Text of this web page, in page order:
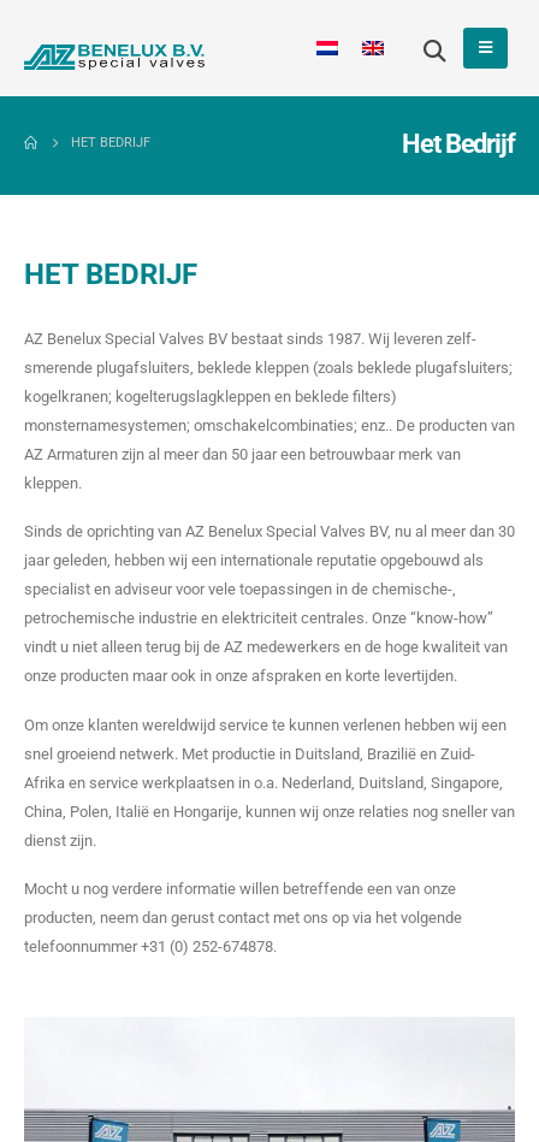
Het Bedrijf
HET BEDRIJF
HET BEDRIJF
AZ Benelux Special Valves BV bestaat sinds 1987. Wij leveren zelf-
smerende plugafsluiters, beklede kleppen (zoals beklede plugafsluiters;
kogelkranen; kogelterugslagkleppen en beklede filters)
monsternamesystemen; omschakelcombinaties; enz.. De producten van
AZ Armaturen zijn al meer dan 50 jaar een betrouwbaar merk van
kleppen.
Sinds de oprichting van AZ Benelux Special Valves BV, nu al meer dan 30
jaar geleden, hebben wij een internationale reputatie opgebouwd als
specialist en adviseur voor vele toepassingen in de chemische-,
petrochemische industrie en elektriciteit centrales. Onze “know-how”
vindt u niet alleen terug bij de AZ medewerkers en de hoge kwaliteit van
onze producten maar ook in onze afspraken en korte levertijden.
Om onze klanten wereldwijd service te kunnen verlenen hebben wij een
snel groeiend netwerk. Met productie in Duitsland, Brazilië en Zuid-
Afrika en service werkplaatsen in o.a. Nederland, Duitsland, Singapore,
China, Polen, Italië en Hongarije, kunnen wij onze relaties nog sneller van
dienst zijn.
Mocht u nog verdere informatie willen betreffende een van onze
producten, neem dan gerust contact met ons op via het volgende
telefoonnummer +31 (0) 252-674878.